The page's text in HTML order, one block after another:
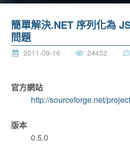
簡單解決.NET 序列化為
問題
2011-09-16 24452
官方網站
http://sourceforge.net/
版本
0.5.0